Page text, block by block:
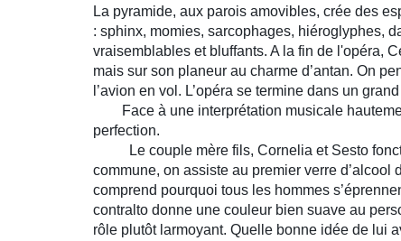
La pyramide, aux parois amovibles, crée des
: sphinx, momies, sarcophages, hiéroglyphes,
vraisemblables et bluffants. A la fin de l'opéra,
mais sur son planeur au charme d’antan. On
l’avion en vol. L’opéra se termine dans un
Face à une interprétation musicale
perfection.
Le couple mère fils, Cornelia et Sesto
commune, on assiste au premier verre
comprend pourquoi tous les hommes
contralto donne une couleur bien suave au
rôle plutôt larmoyant. Quelle bonne idée de lui